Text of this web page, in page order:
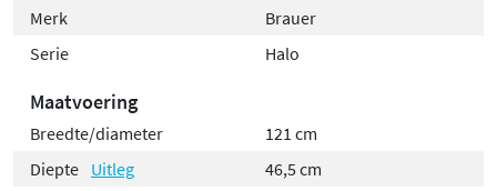
Merk
Brauer
Serie
Halo
Maatvoering
Breedte/diameter
121 cm
Diepte Uitleg
46,5 cm